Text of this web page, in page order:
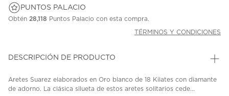
PUNTOS PALACIO
Obtén 28,118 Puntos Palacio con esta compra.
TÉRMINOS Y CONDICIONES
DESCRIPCIÓN DE PRODUCTO
Aretes Suarez elaborados en Oro blanco de 18 Kilates con diamante
de adorno. La clásica silueta de estos aretes solitarios cede...